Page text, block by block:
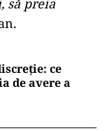
să preia
ce
de avere a